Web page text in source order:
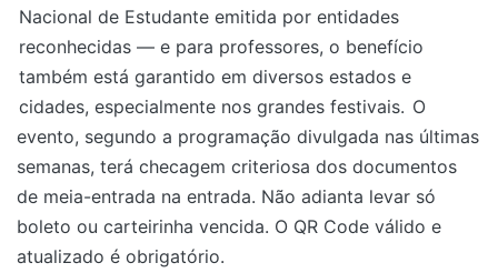
Nacional de Estudante emitida por entidades
reconhecidas — e para professores, o benefício
também está garantido em diversos estados e
cidades, especialmente nos grandes festivais. O
evento, segundo a programação divulgada nas últimas
semanas, terá checagem criteriosa dos documentos
de meia-entrada na entrada. Não adianta levar só
boleto ou carteirinha vencida. O QR Code válido e
atualizado é obrigatório.